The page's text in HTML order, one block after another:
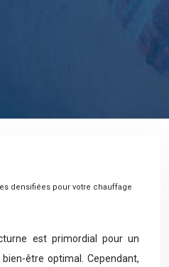
densifiées pour votre chauffage
est primordial pour un
être optimal. Cependant,